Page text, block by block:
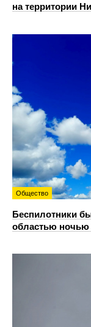
на территории
Общество
Беспилотники
областью ночью